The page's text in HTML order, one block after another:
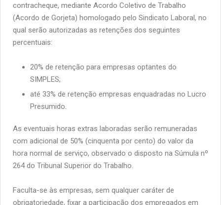
contracheque, mediante Acordo Coletivo de Trabalho
(Acordo de Gorjeta) homologado pelo Sindicato Laboral, no
qual serão autorizadas as retenções dos seguintes
percentuais:
20% de retenção para empresas optantes do
SIMPLES;
até 33% de retenção empresas enquadradas no Lucro
Presumido.
As eventuais horas extras laboradas serão remuneradas
com adicional de 50% (cinquenta por cento) do valor da
hora normal de serviço, observado o disposto na Súmula nº
264 do Tribunal Superior do Trabalho.
Faculta-se às empresas, sem qualquer caráter de
obrigatoriedade, fixar a participação dos empregados em